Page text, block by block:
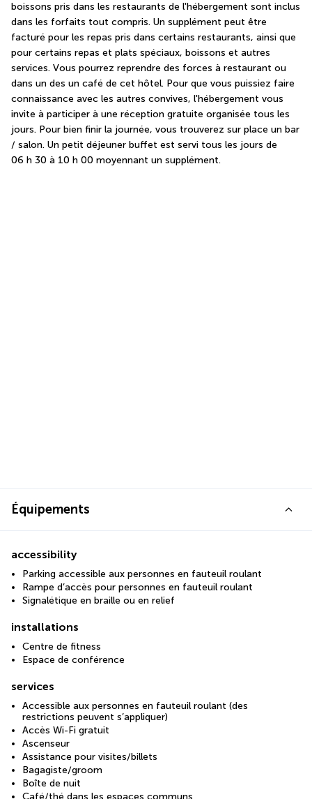
boissons pris dans les restaurants de l'hébergement sont inclus
dans les forfaits tout compris. Un supplément peut être
facturé pour les repas pris dans certains restaurants, ainsi que
pour certains repas et plats spéciaux, boissons et autres
services. Vous pourrez reprendre des forces à restaurant ou
dans un des un café de cet hôtel. Pour que vous puissiez faire
connaissance avec les autres convives, l'hébergement vous
invite à participer à une réception gratuite organisée tous les
jours. Pour bien finir la journée, vous trouverez sur place un bar
/ salon. Un petit déjeuner buffet est servi tous les jours de
06 h 30 à 10 h 00 moyennant un supplément.
Équipements
accessibility
Parking accessible aux personnes en fauteuil roulant
Rampe d’accès pour personnes en fauteuil roulant
Signalétique en braille ou en relief
installations
Centre de fitness
Espace de conférence
services
Accessible aux personnes en fauteuil roulant (des
restrictions peuvent s’appliquer)
Accès Wi-Fi gratuit
Ascenseur
Assistance pour visites/billets
Bagagiste/groom
Boîte de nuit
Café/thé dans les espaces communs